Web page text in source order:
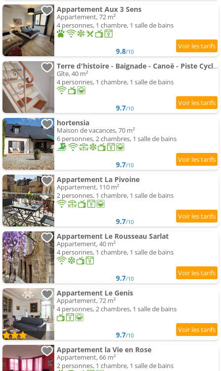
Appartement Aux 3 Sens
Appartement, 72 m²
4 personnes, 1 chambre, 1 salle de bains
9.8/10
Terre d'histoire - Baignade - Canoë - Piste Cyclable à 100 M
Gîte, 40 m²
4 personnes, 1 chambre, 1 salle de bains
9.7/10
hortensia
Maison de vacances, 70 m²
6 personnes, 2 chambres, 1 salle de bains
9.7/10
Appartement La Pivoine
Appartement, 110 m²
2 personnes, 1 chambre, 1 salle de bains
9.7/10
Appartement Le Rousseau Sarlat
Appartement, 40 m²
4 personnes, 1 chambre, 1 salle de bains
9.7/10
Appartement Le Genis
Appartement, 72 m²
4 personnes, 2 chambres, 1 salle de bains
9.7/10
Appartement la Vie en Rose
Appartement, 66 m²
2 personnes, 1 chambre, 1 salle de bains